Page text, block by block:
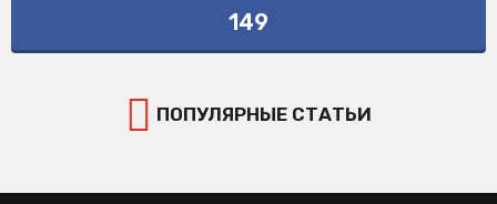
149
ПОПУЛЯРНЫЕ СТАТЬИ